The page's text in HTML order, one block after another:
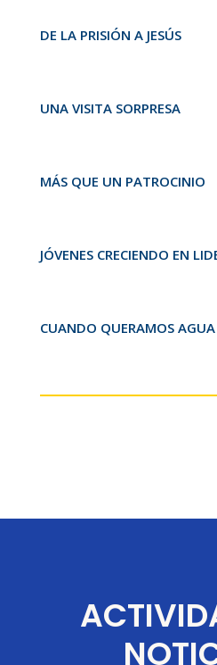
DE LA PRISIÓN A JESÚS
UNA VISITA SORPRESA
MÁS QUE UN PATROCINIO
JÓVENES CRECIENDO EN
CUANDO QUERAMOS AGUA